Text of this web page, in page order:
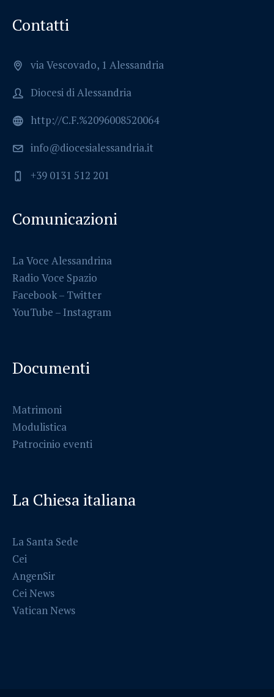
Contatti
via Vescovado, 1 Alessandria
Diocesi di Alessandria
http://C.F.%2096008520064
info@diocesialessandria.it
+39 0131 512 201
Comunicazioni
La Voce Alessandrina
Radio Voce Spazio
Facebook– Twitter
YouTube – Instagram
Documenti
Matrimoni
Modulistica
Patrocinio eventi
La Chiesa italiana
La Santa Sede
Cei
AngenSir
Cei News
Vatican News